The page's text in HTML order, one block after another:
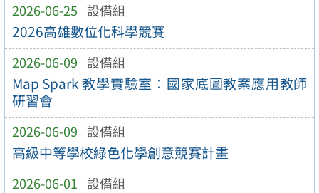
2026-06-25 設備組
2026高雄數位化科學競賽
2026-06-09 設備組
Map Spark 教學實驗室：國家底圖教案應用教師
研習會
2026-06-09 設備組
高級中等學校綠色化學創意競賽計畫
2026-06-01 設備組